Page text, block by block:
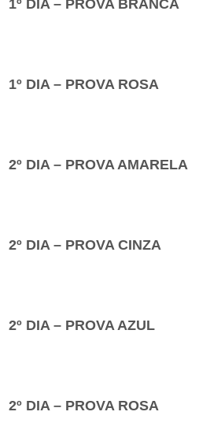
1º DIA – PROVA BRANCA
1º DIA – PROVA ROSA
2º DIA – PROVA AMARELA
2º DIA – PROVA CINZA
2º DIA – PROVA AZUL
2º DIA – PROVA ROSA